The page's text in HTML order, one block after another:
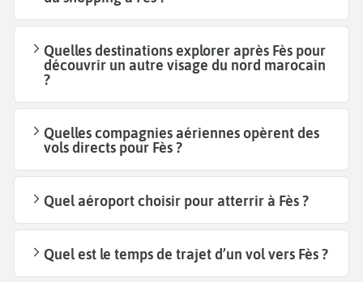
Quelles destinations explorer après Fès pour
découvrir un autre visage du nord marocain
?
Quelles compagnies aériennes opèrent des
vols directs pour Fès ?
Quel aéroport choisir pour atterrir à Fès ?
Quel est le temps de trajet d’un vol vers Fès ?